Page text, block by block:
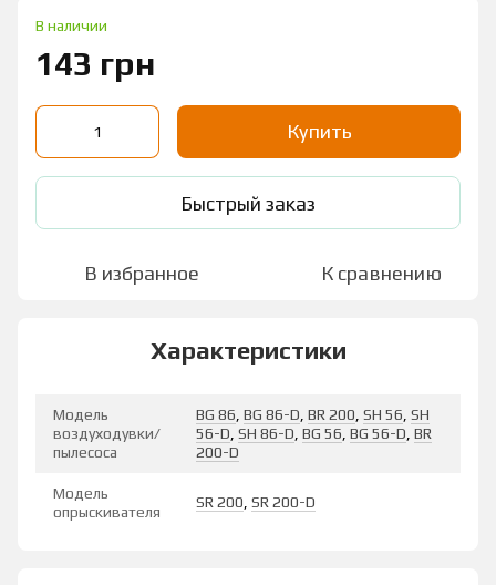
В наличии
143 грн
Купить
Быстрый заказ
В избранное К сравнению
Характеристики
Модель
воздуходувки/
пылесоса
BG 86 BG 86-D BR 200 SH 56 SH
56-D SH 86-D BG 56 BG 56-D BR
200-D
Модель
опрыскивателя
SR 200 SR 200-D